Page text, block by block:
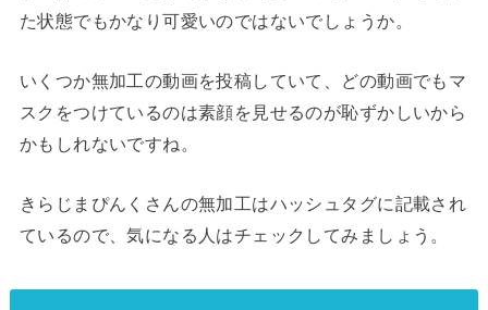
た状態でもかなり可愛いのではないでしょうか。
いくつか無加工の動画を投稿していて、どの動画でもマ
スクをつけているのは素顔を見せるのが恥ずかしいから
かもしれないですね。
きらじまぴんくさんの無加工はハッシュタグに記載され
ているので、気になる人はチェックしてみましょう。